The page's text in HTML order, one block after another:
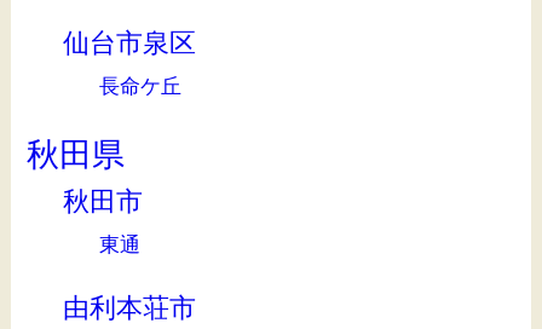
仙台市泉区
長命ケ丘
秋田県
秋田市
東通
由利本荘市